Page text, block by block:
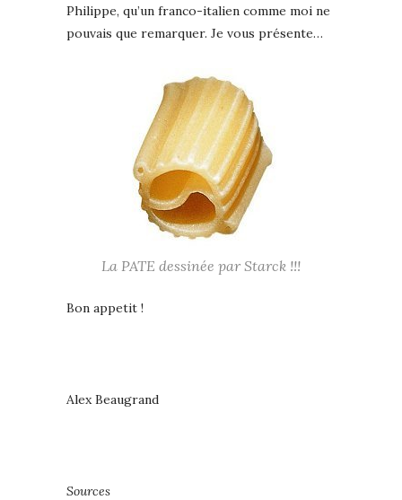
Philippe, qu’un franco-italien comme moi ne
pouvais que remarquer. Je vous présente…
La PATE dessinée par Starck !!!
Bon appetit !
Alex Beaugrand
Sources